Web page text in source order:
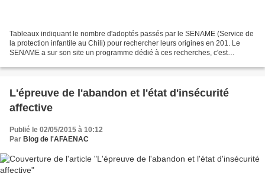
Tableaux indiquant le nombre d'adoptés passés par le SENAME (Service de
la protection infantile au Chili) pour rechercher leurs origines en 201. Le
SENAME a sur son site un programme dédié à ces recherches, c'est
L'épreuve de l'abandon et l'état d'insécurité
affective
Publié le 02/05/2015 à 10:12
Par Blog de l'AFAENAC